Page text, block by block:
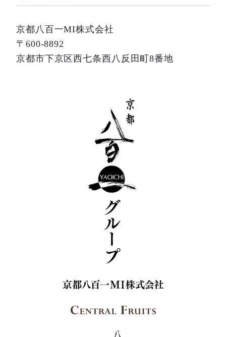
京都八百一MI株式会社
〒600-8892
京都市下京区西七条西八反田町8番地